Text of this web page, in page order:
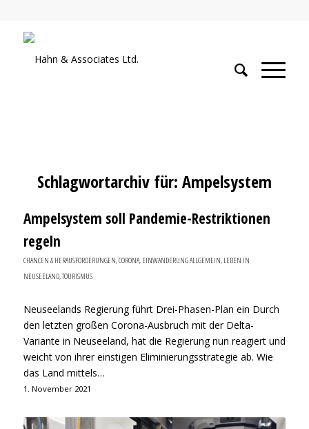
Schlagwortarchiv für: Ampelsystem
Ampelsystem soll Pandemie-Restriktionen
regeln
CHANCEN & HERAUSFORDERUNGEN,CORONA, EINWANDERUNG ALLGEMEIN, LEBEN IN
NEUSEELAND,TOURISMUS
Neuseelands Regierung führt Drei-Phasen-Plan ein Durch
den letzten großen Corona-Ausbruch mit der Delta-
Variante in Neuseeland, hat die Regierung nun reagiert und
weicht von ihrer einstigen Eliminierungsstrategie ab. Wie
das Land mittels…
1. November 2021